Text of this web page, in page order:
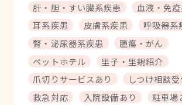
肝・胆・すい臓系疾患
血液・免
耳系疾患
皮膚系疾患
呼吸器系
腎・泌尿器系疾患
腫瘍・がん
ペットホテル
里子・里親紹介
爪切りサービスあり
しつけ相談
救急対応
入院設備あり
駐車場